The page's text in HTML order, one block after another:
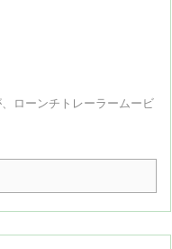
ローンチトレーラームービ